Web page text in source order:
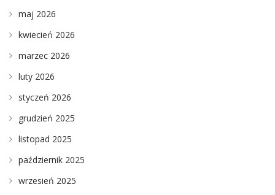
maj 2026
kwiecień 2026
marzec 2026
luty 2026
styczeń 2026
grudzień 2025
listopad 2025
październik 2025
wrzesień 2025